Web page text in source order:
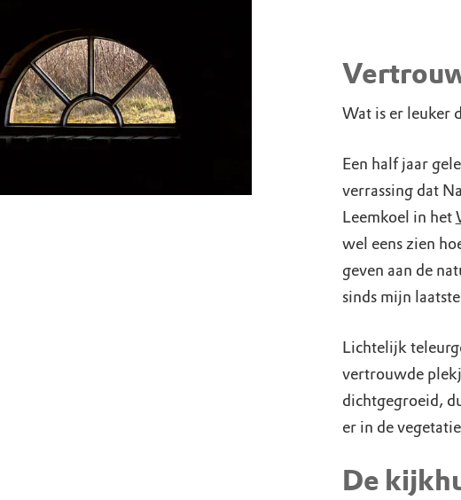
Wat is er leuker
Een half jaar
verrassing dat
Leemkoel in het
wel eens zien
geven aan de
sinds mijn
Lichtelijk
vertrouwde
dichtgegroeid,
er in de
De